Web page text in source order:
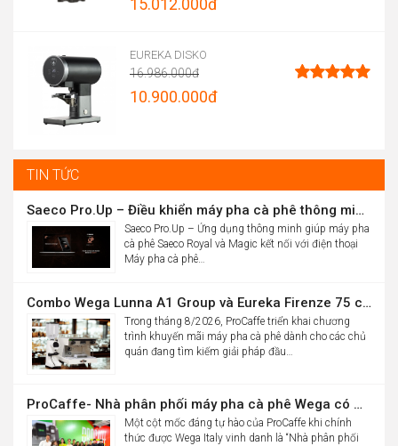
15.012.000đ
range:
13.900.000đ
through
15.012.000đ
EUREKA DISKO
16.986.000đ
Original
10.900.000đ
10.900.000đ.
TIN TỨC
Saeco Pro.Up – Điều khiển máy pha cà phê thông minh Saeco Royal & Magic bằng điện thoại
Saeco Pro.Up – Ứng dụng thông minh giúp máy pha
cà phê Saeco Royal và Magic kết nối với điện thoại
Máy pha cà phê…
Combo Wega Lunna A1 Group và Eureka Firenze 75 chỉ 61,9 triệu
Trong tháng 8/2026, ProCaffe triển khai chương
trình khuyến mãi máy pha cà phê dành cho các chủ
quán đang tìm kiếm giải pháp đầu…
ProCaffe- Nhà phân phối máy pha cà phê Wega có mức tăng trưởng cao nhất thế giới
Một cột mốc đáng tự hào của ProCaffe khi chính
thức được Wega Italy vinh danh là “Nhà phân phối